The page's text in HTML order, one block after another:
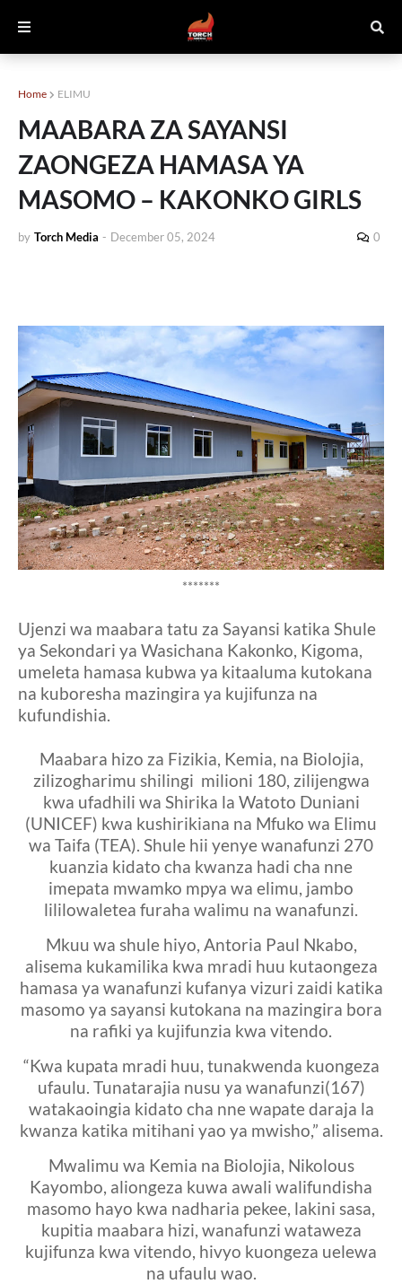
Home ELIMU
MAABARA ZA SAYANSI
ZAONGEZA HAMASA YA
MASOMO – KAKONKO GIRLS
by Torch Media - December 05, 2024 0
*******
Ujenzi wa maabara tatu za Sayansi katika Shule
ya Sekondari ya Wasichana Kakonko, Kigoma,
umeleta hamasa kubwa ya kitaaluma kutokana
na kuboresha mazingira ya kujifunza na
kufundishia.
Maabara hizo za Fizikia, Kemia, na Biolojia,
zilizogharimu shilingi milioni 180, zilijengwa
kwa ufadhili wa Shirika la Watoto Duniani
(UNICEF) kwa kushirikiana na Mfuko wa Elimu
wa Taifa (TEA). Shule hii yenye wanafunzi 270
kuanzia kidato cha kwanza hadi cha nne
imepata mwamko mpya wa elimu, jambo
lililowaletea furaha walimu na wanafunzi.
Mkuu wa shule hiyo, Antoria Paul Nkabo,
alisema kukamilika kwa mradi huu kutaongeza
hamasa ya wanafunzi kufanya vizuri zaidi katika
masomo ya sayansi kutokana na mazingira bora
na rafiki ya kujifunzia kwa vitendo.
“Kwa kupata mradi huu, tunakwenda kuongeza
ufaulu. Tunatarajia nusu ya wanafunzi(167)
watakaoingia kidato cha nne wapate daraja la
kwanza katika mitihani yao ya mwisho,” alisema.
Mwalimu wa Kemia na Biolojia, Nikolous
Kayombo, aliongeza kuwa awali walifundisha
masomo hayo kwa nadharia pekee, lakini sasa,
kupitia maabara hizi, wanafunzi wataweza
kujifunza kwa vitendo, hivyo kuongeza uelewa
na ufaulu wao.